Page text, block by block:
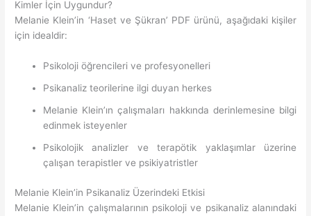
Kimler İçin Uygundur?
Melanie Klein’in ‘Haset ve Şükran’ PDF ürünü, aşağıdaki kişiler
için idealdir:
Psikoloji öğrencileri ve profesyonelleri
Psikanaliz teorilerine ilgi duyan herkes
Melanie Klein’ın çalışmaları hakkında derinlemesine bilgi
edinmek isteyenler
Psikolojik analizler ve terapötik yaklaşımlar üzerine
çalışan terapistler ve psikiyatristler
Melanie Klein’in Psikanaliz Üzerindeki Etkisi
Melanie Klein’in çalışmalarının psikoloji ve psikanaliz alanındaki